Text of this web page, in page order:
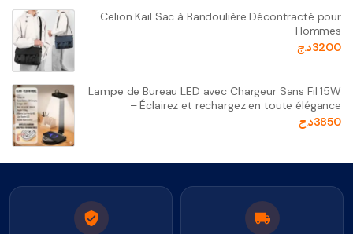
Celion Kail Sac à Bandoulière Décontracté pour
Hommes
3200د.ج
Lampe de Bureau LED avec Chargeur Sans Fil 15W
– Éclairez et rechargez en toute élégance
3850د.ج